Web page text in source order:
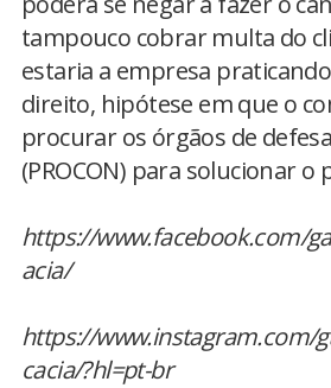
tampouco cobrar multa do
estaria a empresa
direito, hipótese em que o
procurar os órgãos de
(PROCON) para solucionar o
https://www.facebook.com/
acia/
https://www.instagram.com/
cacia/?hl=pt-br